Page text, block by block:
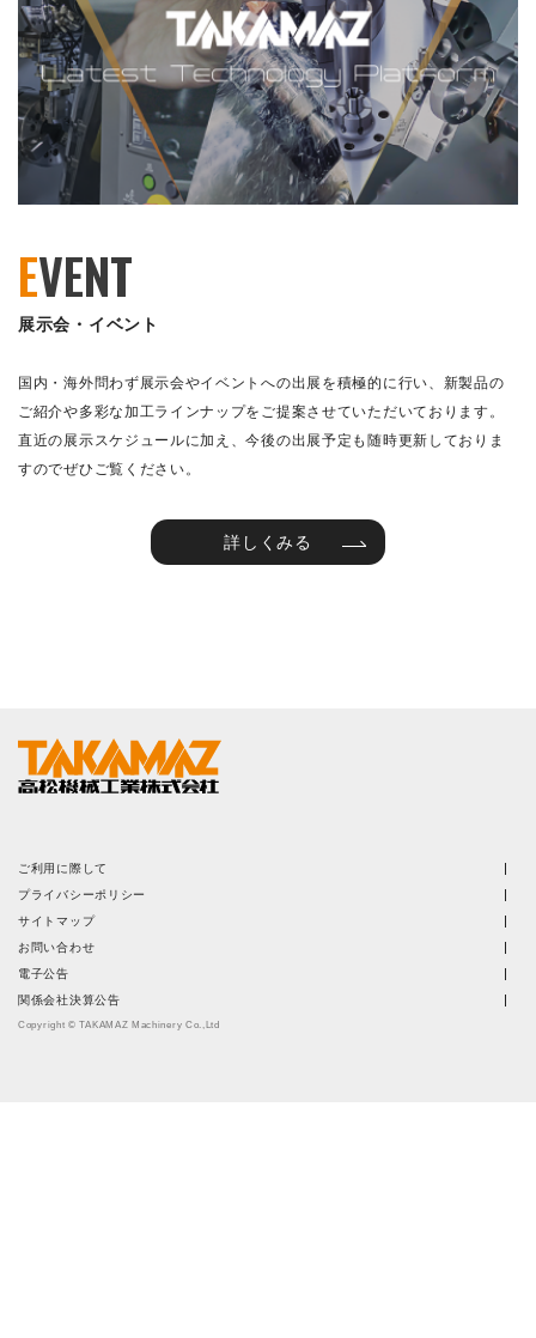
EVENT
展示会・イベント
国内・海外問わず展示会やイベントへの出展を積極的に行い、新製品の
ご紹介や多彩な加工ラインナップをご提案させていただいております。
直近の展示スケジュールに加え、今後の出展予定も随時更新しておりま
すのでぜひご覧ください。
詳しくみる
ご利用に際して
プライバシーポリシー
サイトマップ
お問い合わせ
電子公告
関係会社決算公告
Copyright © TAKAMAZ Machinery Co.,Ltd